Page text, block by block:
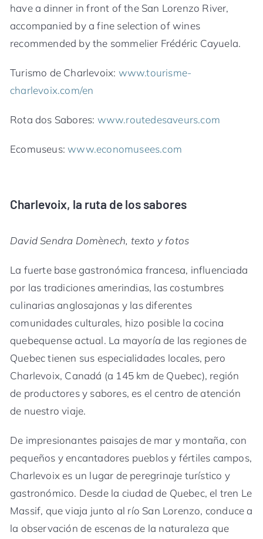
have a dinner in front of the San Lorenzo River,
accompanied by a fine selection of wines
recommended by the sommelier Frédéric Cayuela.
Turismo de Charlevoix: www.tourisme-
charlevoix.com/en
Rota dos Sabores: www.routedesaveurs.com
Ecomuseus:www.economusees.com
Charlevoix, la ruta de los sabores
David Sendra Domènech, texto y fotos
La fuerte base gastronómica francesa, influenciada
por las tradiciones amerindias, las costumbres
culinarias anglosajonas y las diferentes
comunidades culturales, hizo posible la cocina
quebequense actual. La mayoría de las regiones de
Quebec tienen sus especialidades locales, pero
Charlevoix, Canadá (a 145 km de Quebec), región
de productores y sabores, es el centro de atención
de nuestro viaje.
De impresionantes paisajes de mar y montaña, con
pequeños y encantadores pueblos y fértiles campos,
Charlevoix es un lugar de peregrinaje turístico y
gastronómico. Desde la ciudad de Quebec, el tren Le
Massif, que viaja junto al río San Lorenzo, conduce a
la observación de escenas de la naturaleza que